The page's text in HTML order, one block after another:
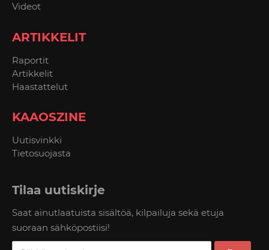
Videot
ARTIKKELIT
Raportit
Artikkelit
Haastattelut
KAAOSZINE
Uutisvinkki
Tietosuojasta
Tilaa uutiskirje
Saat ainutlaatuista sisältöä, kilpailuja sekä etuja
suoraan sähköpostiisi!